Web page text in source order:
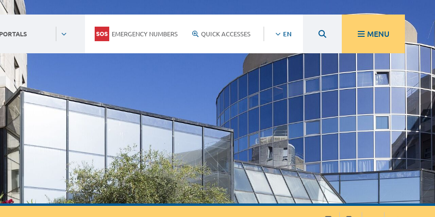
EMERGENCY NUMBERS QUICK ACCESSES EN MENU